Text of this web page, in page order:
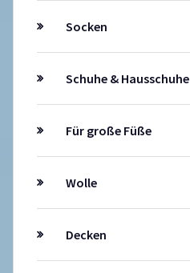
Socken
Schuhe & Hausschuhe
Für große Füße
Wolle
Decken